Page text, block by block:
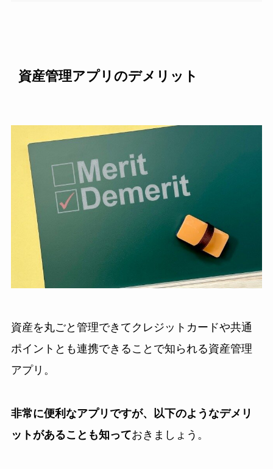
資産管理アプリのデメリット
資産を丸ごと管理できてクレジットカードや共通
ポイントとも連携できることで知られる資産管理
アプリ。
非常に便利なアプリですが、以下のようなデメリ
ットがあることも知っておきましょう。